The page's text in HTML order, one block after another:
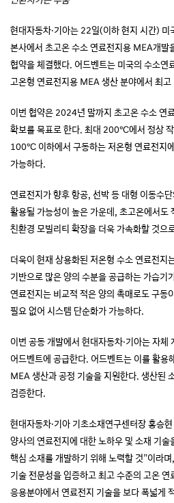
현대자동차·기아는 22일(이하 현지 시간) 미
본사에서 초고온 수소 연료전지용 MEA개발
협약을 체결했다. 어드벤트는 미국의 수소연
고온형 연료전지용 MEA 생산 분야에서 최
이번 협약은 2024년 말까지 초고온 수소 연
확보를 목표로 한다. 최대 200℃에서 정상
100℃ 이하에서 구동하는 저온형 연료전지
가능하다.
연료전지가 향후 항공, 선박 등 대형 이동수
활용될 가능성이 높은 가운데, 초고온에서도
친환경 모빌리티 확장을 더욱 가속화할 것으
더욱이 현재 상용화된 저온형 수소 연료전지
기반으로 많은 양의 수분을 공급하는 가습기
연료전지는 비교적 적은 양의 촉매로도 구동
필요 없어 시스템 단순화가 가능하다.
이번 공동 개발에서 현대자동차·기아는 자체
어드벤트에 공급한다. 어드벤트는 이를 활용
MEA 생산과 공정 기술을 지원한다. 생산된
검증한다.
현대자동차·기아 기초소재연구센터장 홍승
양사의 연료전지에 대한 노하우 및 소재 기술
핵심 소재를 개발하기 위해 노력할 것”이라
기술 전문성을 입증하고 최고 수준의 고온
응용분야에서 연료전지 기술을 보다 폭넓게